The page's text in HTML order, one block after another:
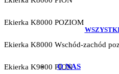
O NAS
Ekierka K8000 POZIOM
Ekierka K8000 Wschód-zachód
Ekierka K9000 PION